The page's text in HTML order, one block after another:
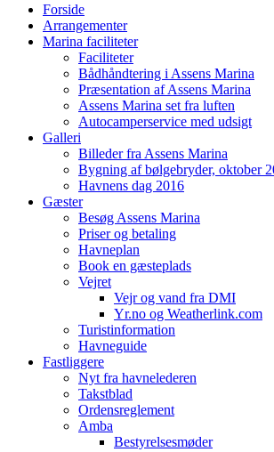
Forside
Arrangementer
Marina faciliteter
Faciliteter
Bådhåndtering i Assens Marina
Præsentation af Assens Marina
Assens Marina set fra luften
Autocamperservice med udsigt
Galleri
Billeder fra Assens Marina
Bygning af bølgebryder, oktober
Havnens dag 2016
Gæster
Besøg Assens Marina
Priser og betaling
Havneplan
Book en gæsteplads
Vejret
Vejr og vand fra DMI
Yr.no og Weatherlink.com
Turistinformation
Havneguide
Fastliggere
Nyt fra havnelederen
Takstblad
Ordensreglement
Amba
Bestyrelsesmøder